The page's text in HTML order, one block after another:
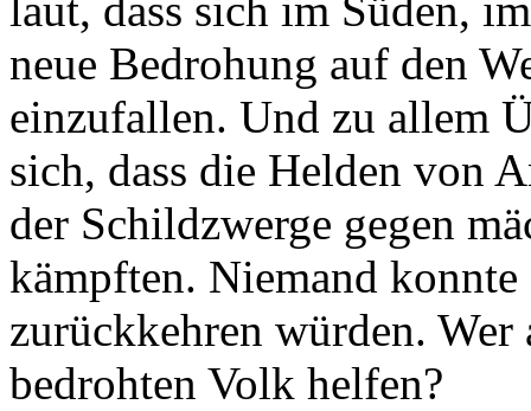
laut, dass sich im Süden,
neue Bedrohung auf den
einzufallen. Und zu allem
sich, dass die Helden von
der Schildzwerge gegen
kämpften. Niemand konnte
zurückkehren würden. Wer
bedrohten Volk helfen?